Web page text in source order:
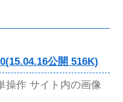
公開 516K)
操作 サイト内の画像